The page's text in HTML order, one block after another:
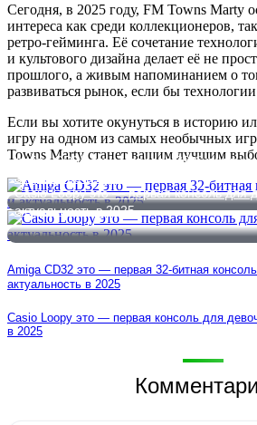
Сегодня, в 2025 году, FM Towns Marty
интереса как среди коллекционеров,
ретро-гейминга. Её сочетание
и культового дизайна делает её не
прошлого, а живым напоминанием о
развиваться рынок, если бы
Если вы хотите окунуться в историю
игру на одном из самых необычных
Towns Marty станет вашим лучшим
Amiga CD32 это — первая 32-битная
актуальность в 2025
Casio Loopy это — первая консоль для
актуальность в 2025
Amiga CD32 это — первая 32-битная
актуальность в 2025
Casio Loopy это — первая консоль для
в 2025